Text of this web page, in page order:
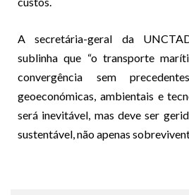
A secretária-geral da
sublinha que “o transporte
convergência sem
geoeconómicas, ambientais e
será inevitável, mas deve ser
sustentável, não apenas